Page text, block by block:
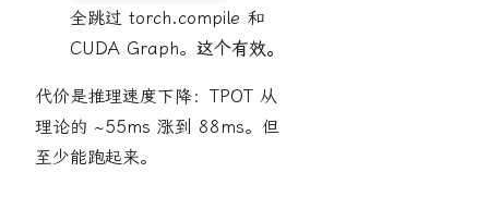
全跳过 torch.compile 和
CUDA Graph。 这个有效。
代价是推理速度下降：TPOT 从
理论的 ~55ms 涨到 88ms。但
至少能跑起来。